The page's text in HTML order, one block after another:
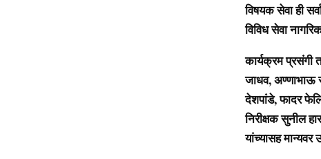
विषयक सेवा ही
विविधसेवा
कार्यक्रम प्रसंगी
जाधव, अण्णाभाऊ
देशपांडे, फादर
निरीक्षक सुनील
यांच्यासह मान्यवर